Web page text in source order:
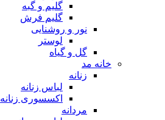
گلیم و گبه
گلیم فرش
نور و روشنایی
لوستر
گل و گیاه
خانه مد
زنانه
لباس زنانه
اکسسوری زنانه
مردانه